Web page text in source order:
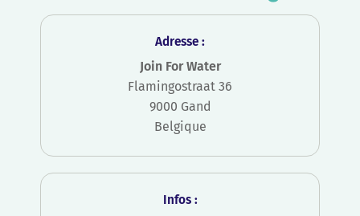
Adresse :
Join For Water
Flamingostraat 36
9000 Gand
Belgique
Infos :